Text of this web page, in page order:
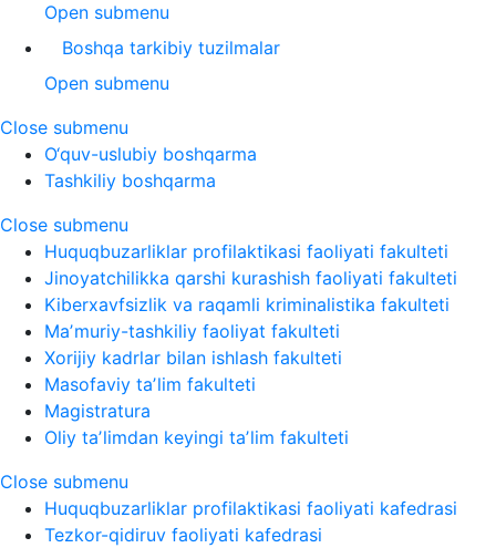
Open submenu
Boshqa tarkibiy tuzilmalar
Open submenu
Close submenu
O‘quv-uslubiy boshqarma
Tashkiliy boshqarma
Close submenu
Huquqbuzarliklar profilaktikasi faoliyati fakulteti
Jinoyatchilikka qarshi kurashish faoliyati fakulteti
Kiberxavfsizlik va raqamli kriminalistika fakulteti
Maʼmuriy-tashkiliy faoliyat fakulteti
Xorijiy kadrlar bilan ishlash fakulteti
Masofaviy taʼlim fakulteti
Magistratura
Oliy taʼlimdan keyingi taʼlim fakulteti
Close submenu
Huquqbuzarliklar profilaktikasi faoliyati kafedrasi
Tezkor-qidiruv faoliyati kafedrasi